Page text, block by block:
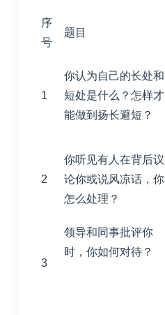
序
号
题目
1
你认为自己的长处和
短处是什么？怎样才
能做到扬长避短？
2
你听见有人在背后议
论你或说风凉话，你
怎么处理？
3
领导和同事批评你
时，你如何对待？